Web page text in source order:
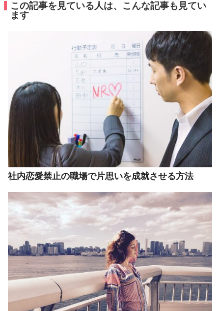
この記事を見ている人は、こんな記事も見てい
ます
社内恋愛禁止の職場で片思いを成就させる方法